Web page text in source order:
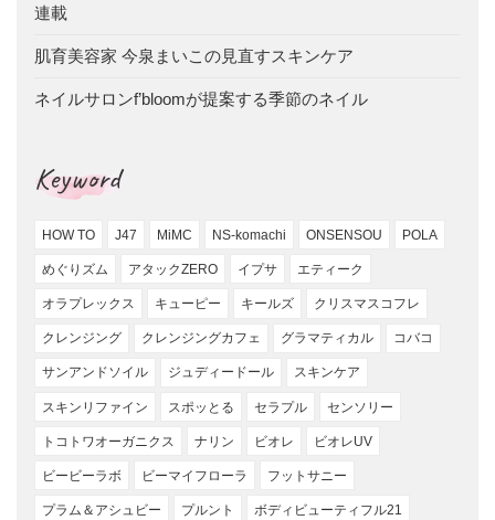
連載
肌育美容家 今泉まいこの見直すスキンケア
ネイルサロンf’bloomが提案する季節のネイル
Keyword
HOW TO J47 MiMC NS-komachi ONSENSOU POLA
めぐりズム アタックZERO イプサ エティーク
オラプレックス キューピー キールズ クリスマスコフレ
クレンジング クレンジングカフェ グラマティカル コバコ
サンアンドソイル ジュディードール スキンケア
スキンリファイン スポッとる セラプル センソリー
トコトワオーガニクス ナリン ビオレ ビオレUV
ビービーラボ ビーマイフローラ フットサニー
プラム＆アシュビー プルント ボディビューティフル21